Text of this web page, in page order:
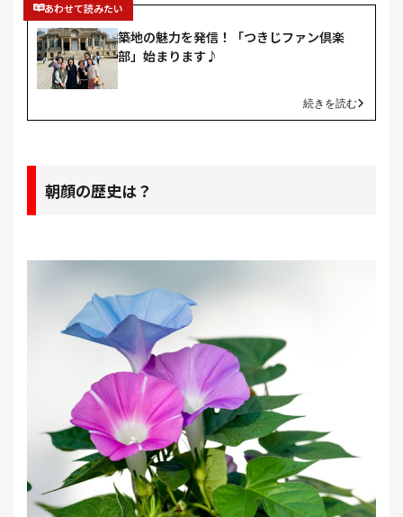
あわせて読みたい
築地の魅力を発信！「つきじファン倶楽
部」始まります♪
続きを読む
朝顔の歴史は？